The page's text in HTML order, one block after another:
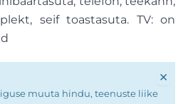
seif toastasuta. TV: on
muuta hindu, teenuste liike
×